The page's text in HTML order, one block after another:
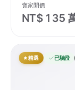
賣家開價
NT$ 135
精選 已驗證